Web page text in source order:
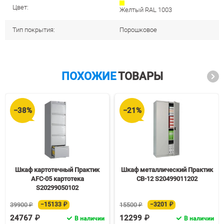
Цвет: Желтый RAL 1003
Тип покрытия: Порошковое
ПОХОЖИЕТОВАРЫ
−38%
Шкаф картотечный Практик
AFC-05 картотека
S20299050102
39900 ₽ −15133 ₽
24767 ₽
В наличии
−21%
Шкаф металлический Практик
СВ-12 S20499011202
15500 ₽ −3201 ₽
12299 ₽
В наличии